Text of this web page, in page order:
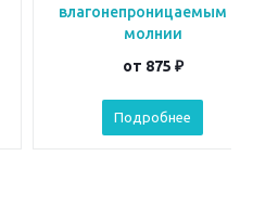
влагонепроницаемым на
молнии
от 875 ₽
Подробнее